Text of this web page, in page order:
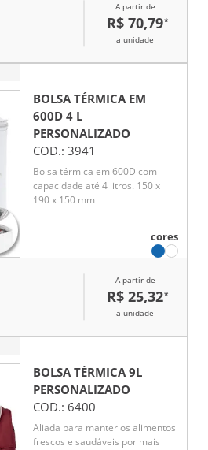
com alça equipada com gancho,
permitindo utilizá-la carregada
ao corpo com mais conforto e
plaquinha para personalização,
discreta e durável. Um brinde
corporativo funcional, pensado
para uso real, que alia
mobilidade, utilidade e boa
exposição de marca no dia a dia.
A partir de
R$ 70,79*
a unidade
BOLSA TÉRMICA EM
600D 4 L
PERSONALIZADO
COD.: 3941
Bolsa térmica em 600D com
capacidade até 4 litros. 150 x
190 x 150 mm
cores
A partir de
R$ 25,32*
a unidade
BOLSA TÉRMICA 9L
PERSONALIZADO
COD.: 6400
Aliada para manter os alimentos
frescos e saudáveis por mais